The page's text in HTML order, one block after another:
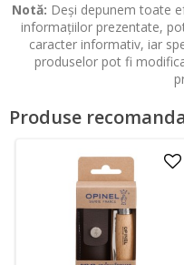
Notă: Deși depunem toate
informațiilor prezentate,
caracter informativ, iar
produselor pot fi
Produse